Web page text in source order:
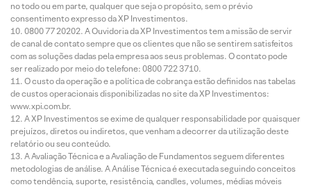
no todo ou em parte, qualquer que seja o propósito, sem o prévio
consentimento expresso da XP Investimentos.
0800 77 20202. A Ouvidoria da XP Investimentos tem a missão de servir
de canal de contato sempre que os clientes que não se sentirem satisfeitos
com as soluções dadas pela empresa aos seus problemas. O contato pode
ser realizado por meio do telefone: 0800 722 3710.
O custo da operação e a política de cobrança estão definidos nas tabelas
de custos operacionais disponibilizadas no site da XP Investimentos:
www.xpi.com.br.
A XP Investimentos se exime de qualquer responsabilidade por quaisquer
prejuízos, diretos ou indiretos, que venham a decorrer da utilização deste
relatório ou seu conteúdo.
A Avaliação Técnica e a Avaliação de Fundamentos seguem diferentes
metodologias de análise. A Análise Técnica é executada seguindo conceitos
como tendência, suporte, resistência, candles, volumes, médias móveis